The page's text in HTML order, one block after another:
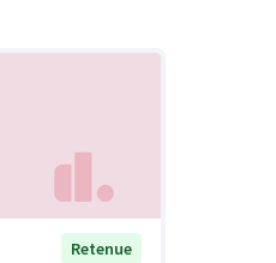
Retenue